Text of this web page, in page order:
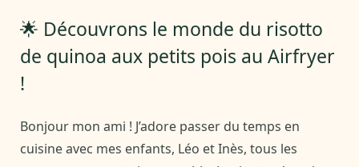
🌟 Découvrons le monde du risotto
de quinoa aux petits pois au Airfryer
!
Bonjour mon ami ! J’adore passer du temps en
cuisine avec mes enfants, Léo et Inès, tous les